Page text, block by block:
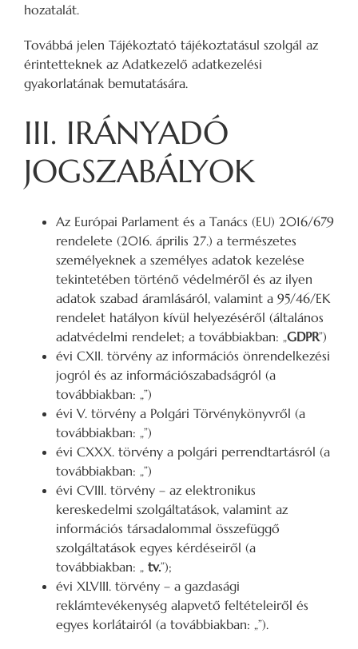
hozatalát.
Továbbá jelen Tájékoztató tájékoztatásul szolgál az
érintetteknek az Adatkezelő adatkezelési
gyakorlatának bemutatására.
III. IRÁNYADÓ
JOGSZABÁLYOK
Az Európai Parlament és a Tanács (EU) 2016/679
rendelete (2016. április 27.) a természetes
személyeknek a személyes adatok kezelése
tekintetében történő védelméről és az ilyen
adatok szabad áramlásáról, valamint a 95/46/EK
rendelet hatályon kívül helyezéséről (általános
adatvédelmi rendelet; a továbbiakban: „GDPR”)
évi CXII. törvény az információs önrendelkezési
jogról és az információszabadságról (a
továbbiakban: „”)
évi V. törvény a Polgári Törvénykönyvről (a
továbbiakban: „”)
évi CXXX. törvény a polgári perrendtartásról (a
továbbiakban: „”)
évi CVIII. törvény – az elektronikus
kereskedelmi szolgáltatások, valamint az
információs társadalommal összefüggő
szolgáltatások egyes kérdéseiről (a
továbbiakban: „ tv.”);
évi XLVIII. törvény – a gazdasági
reklámtevékenység alapvető feltételeiről és
egyes korlátairól (a továbbiakban: „”).